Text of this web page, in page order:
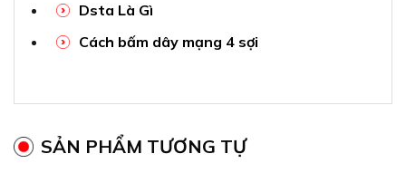
Dsta Là Gì
Cách bấm dây mạng 4 sợi
SẢN PHẨM TƯƠNG TỰ